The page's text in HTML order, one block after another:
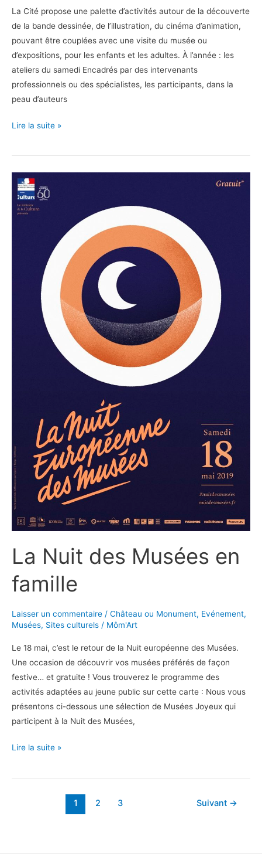
La Cité propose une palette d’activités autour de la découverte
de la bande dessinée, de l’illustration, du cinéma d’animation,
pouvant être couplées avec une visite du musée ou
d’expositions, pour les enfants et les adultes. À l’année : les
ateliers du samedi Encadrés par des intervenants
professionnels ou des spécialistes, les participants, dans la
peau d’auteurs
Cité
de
bande
dessinée
et
Angoulême
Lire la suite »
La Nuit des Musées en
famille
Laisser un commentaire / Château ou Monument, Evénement,
Musées, Sites culturels / Môm'Art
Le 18 mai, c’est le retour de la Nuit européenne des Musées.
Une occasion de découvrir vos musées préférés de façon
festive… et gratuite ! Vous trouverez le programme des
activités adaptées au jeune public sur cette carte : Nous vous
présentons ci-dessous une sélection de Musées Joyeux qui
participent à la Nuit des Musées,
La
des
Lire la suite »
1 2 3 Suivant →